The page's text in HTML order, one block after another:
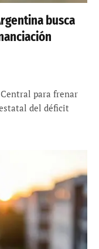
busca
para frenar
del déficit